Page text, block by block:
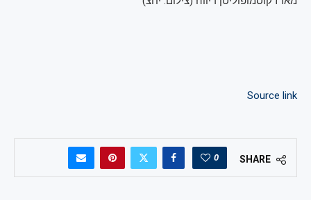
Source link
SHARE
0